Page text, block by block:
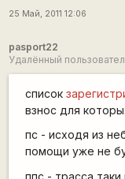
25 Май, 2011 12:06
pasport22
Удалённый
список
взнос для
пс - исходя из
помощи уже не
ппс - трасса